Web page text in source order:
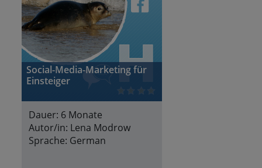
Social-Media-Marketing für
Einsteiger
Dauer: 6 Monate
Autor/in: Lena Modrow
Sprache: German